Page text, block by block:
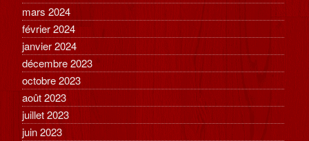
mars 2024
février 2024
janvier 2024
décembre 2023
octobre 2023
août 2023
juillet 2023
juin 2023